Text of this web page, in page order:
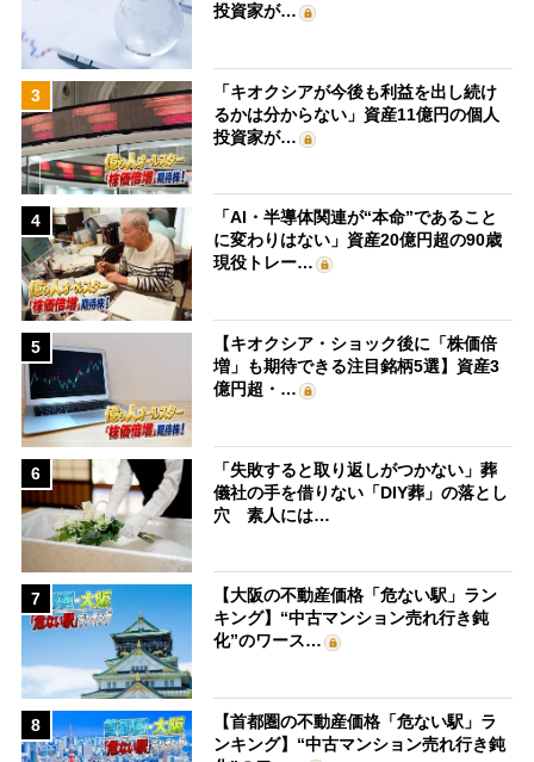
投資家が…
3
「キオクシアが今後も利益を出し続け
るかは分からない」資産11億円の個人
投資家が…
4
「AI・半導体関連が“本命”であること
に変わりはない」資産20億円超の90歳
現役トレー…
5
【キオクシア・ショック後に「株価倍
増」も期待できる注目銘柄5選】資産3
億円超・…
6
「失敗すると取り返しがつかない」葬
儀社の手を借りない「DIY葬」の落とし
穴 素人には…
7
【大阪の不動産価格「危ない駅」ラン
キング】“中古マンション売れ行き鈍
化”のワース…
8
【首都圏の不動産価格「危ない駅」ラ
ンキング】“中古マンション売れ行き鈍